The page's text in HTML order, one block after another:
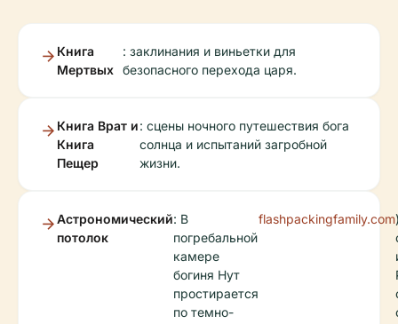
Книга
Мертвых
: заклинания и виньетки для
безопасного перехода царя.
Книга Врат и
Книга
Пещер
: сцены ночного путешествия бога
солнца и испытаний загробной
жизни.
Астрономический
потолок
: В
погребальной
камере
богиня Нут
простирается
по темно-
flashpackingfamily.com